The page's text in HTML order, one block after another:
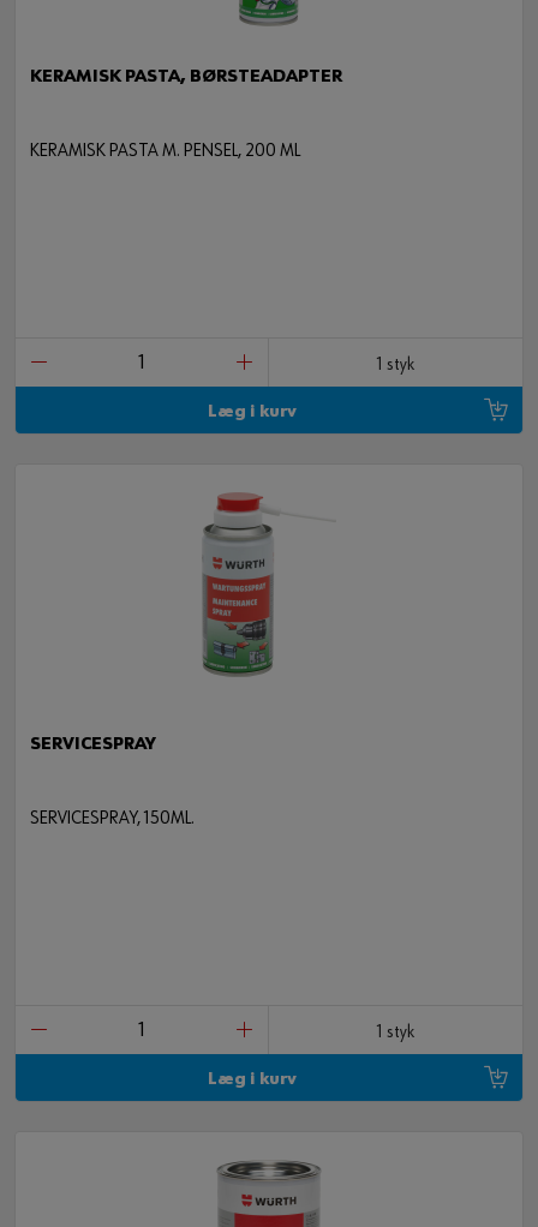
KERAMISK PASTA, BØRSTEADAPTER
KERAMISK PASTA M. PENSEL, 200 ML
1 styk
Læg i kurv
SERVICESPRAY
SERVICESPRAY, 150ML.
1 styk
Læg i kurv